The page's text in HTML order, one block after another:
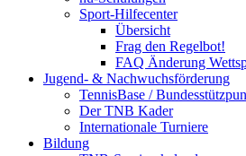
Sport-Hilfecenter
Übersicht
Frag den Regelbot!
FAQ Änderung
Jugend- & Nachwuchsförderung
TennisBase /
Der TNB Kader
Internationale Turniere
Bildung